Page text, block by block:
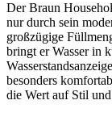
Der Braun
nur durch sein
großzügige
bringt er Wasser in
besonders
die Wert auf Stil